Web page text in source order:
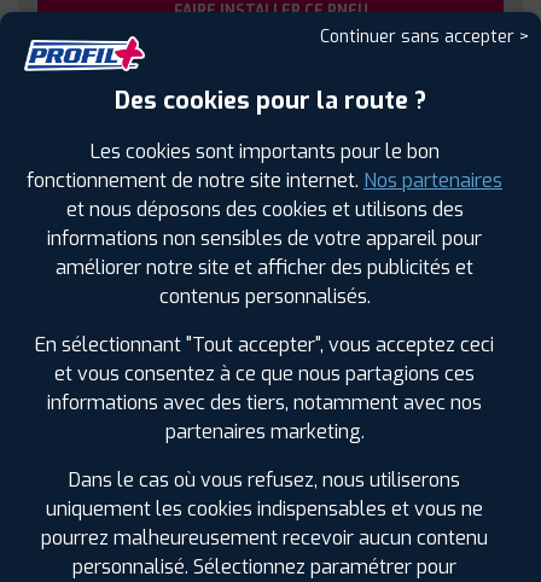
FAIRE INSTALLER CE PNEU
Sous réserve de disponibilité en agence
SPÉCIFICATIONS AVIS CLIENTS ÉTIQUETAGE
Étiquetage
Continuer sans accepter >
Des cookies pour la route ?
Les cookies sont importants pour le bon
fonctionnement de notre site internet. Nos partenaires
et nous déposons des cookies et utilisons des
informations non sensibles de votre appareil pour
améliorer notre site et afficher des publicités et
contenus personnalisés.
En sélectionnant "Tout accepter", vous acceptez ceci
et vous consentez à ce que nous partagions ces
informations avec des tiers, notamment avec nos
partenaires marketing.
Dans le cas où vous refusez, nous utiliserons
uniquement les cookies indispensables et vous ne
pourrez malheureusement recevoir aucun contenu
personnalisé. Sélectionnez paramétrer pour